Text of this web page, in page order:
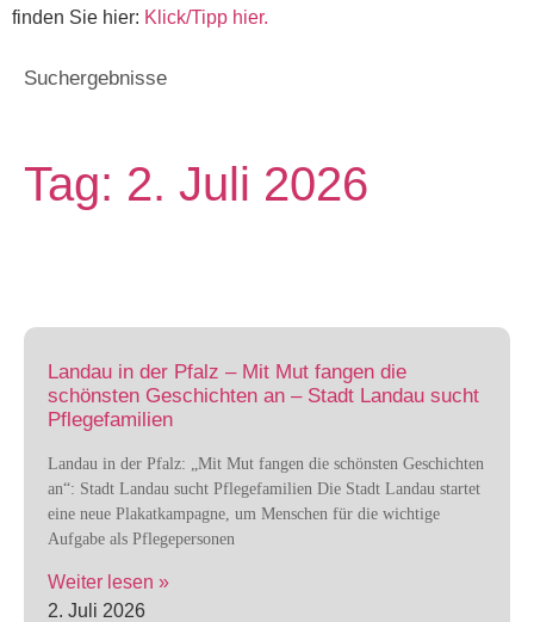
finden Sie hier: Klick/Tipp hier.
Suchergebnisse
Tag: 2. Juli 2026
Landau in der Pfalz – Mit Mut fangen die
schönsten Geschichten an – Stadt Landau sucht
Pflegefamilien
Landau in der Pfalz: „Mit Mut fangen die schönsten Geschichten
an“: Stadt Landau sucht Pflegefamilien Die Stadt Landau startet
eine neue Plakatkampagne, um Menschen für die wichtige
Aufgabe als Pflegepersonen
Weiter lesen »
2. Juli 2026